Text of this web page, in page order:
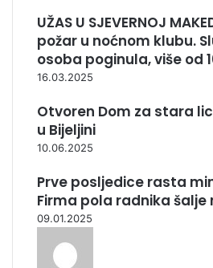
UŽAS U SJEVERNOJ
požar u noćnom klubu.
osoba poginula, više od
16.03.2025
Otvoren Dom za stara
u Bijeljini
10.06.2025
Prve posljedice rasta
Firma pola radnika šalje
09.01.2025